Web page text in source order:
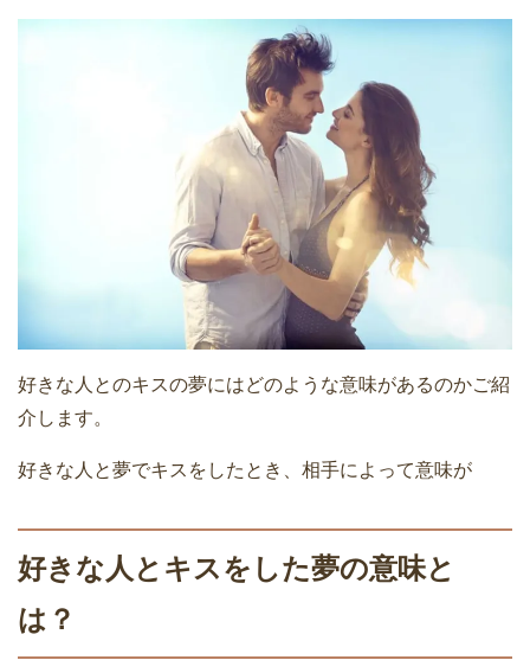
好きな人とのキスの夢にはどのような意味があるのかご紹
介します。
好きな人と夢でキスをしたとき、相手によって意味が
好きな人とキスをした夢の意味と
は？